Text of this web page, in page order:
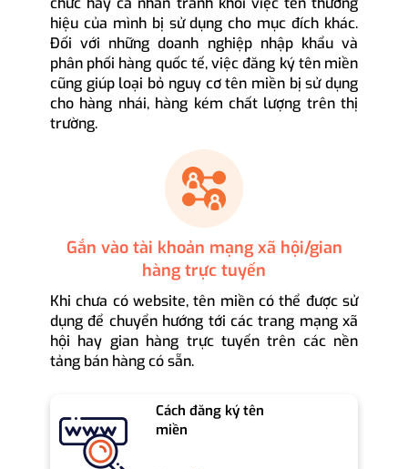
hiệu của mình bị sử dụng cho mục đích khác.
Đối với những doanh nghiệp nhập khẩu và
phân phối hàng quốc tế, việc đăng ký tên miền
cũng giúp loại bỏ nguy cơ tên miền bị sử dụng
cho hàng nhái, hàng kém chất lượng trên thị
trường.
Gắn vào tài khoản mạng xã hội/gian
hàng trực tuyến
Khi chưa có website, tên miền có thể được sử
dụng để chuyển hướng tới các trang mạng xã
hội hay gian hàng trực tuyến trên các nền
tảng bán hàng có sẵn.
Cách đăng ký tên
miền